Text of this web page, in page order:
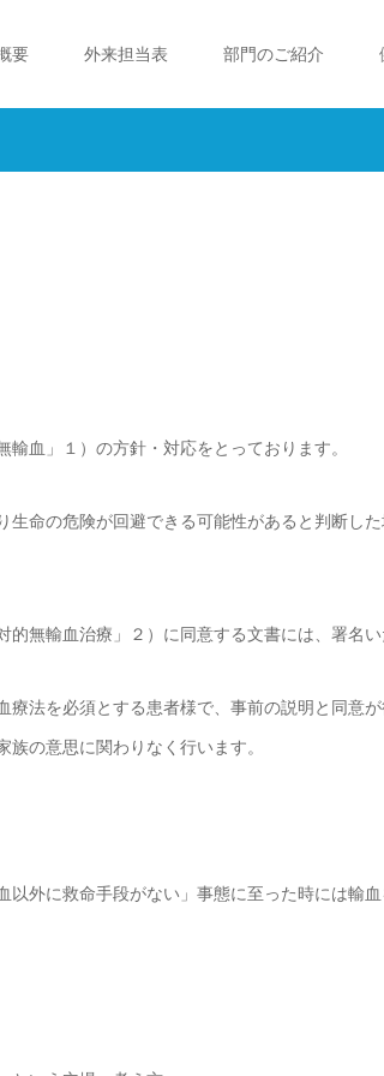
要 外来担当表 部門のご紹介
血」１）の方針・対応をとっております。
命の危険が回避できる可能性があると判断し
無輸血治療」２）に同意する文書には、署名い
療法を必須とする患者様で、事前の説明と同意
の意思に関わりなく行います。
外に救命手段がない」事態に至った時には輸